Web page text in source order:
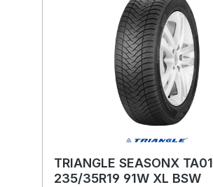
TRIANGLE SEASONX TA01
235/35R19 91W XL BSW